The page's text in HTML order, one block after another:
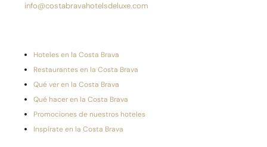
info@costabravahotelsdeluxe.com
Hoteles en la Costa Brava
Restaurantes en la Costa Brava
Qué ver en la Costa Brava
Qué hacer en la Costa Brava
Promociones de nuestros hoteles
Inspírate en la Costa Brava